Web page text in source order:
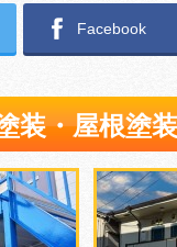
Facebook
装・屋根塗